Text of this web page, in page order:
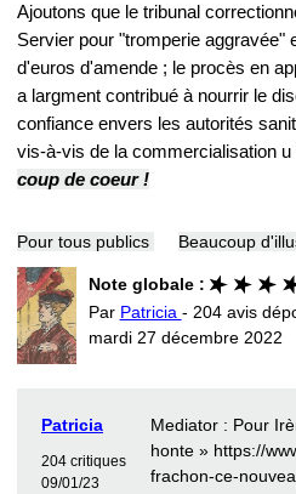
Ajoutons que le tribunal
Servier pour "tromperie aggravée"
d'euros d'amende ; le procès en
a largment contribué à nourrir le
confiance envers les autorités
vis-à-vis de la commercialisation u
coup de coeur !
Pour tous publics Beaucoup
Note globale :
Par Patricia - 204 avis
mardi 27 décembre 2022
Patricia
204 critiques
09/01/23
Mediator : Pour
honte » https://
frachon-ce-